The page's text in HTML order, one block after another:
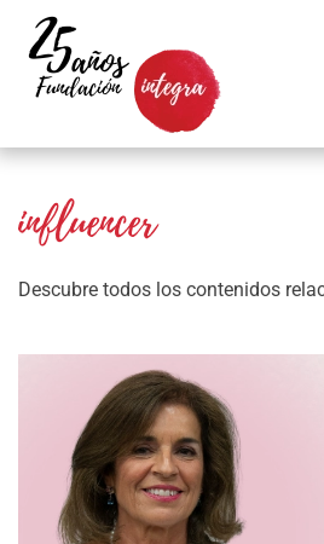
Skip to main content
influencer
Descubre todos los contenidos